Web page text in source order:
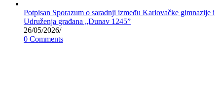
Potpisan Sporazum o saradnji između Karlovačke gimnazije i
Udruženja građana „Dunav 1245”
26/05/2026/
0 Comments